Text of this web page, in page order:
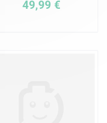
49,99 €